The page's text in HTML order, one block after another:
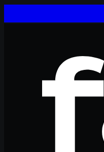
Logo
Fastware,
homepage